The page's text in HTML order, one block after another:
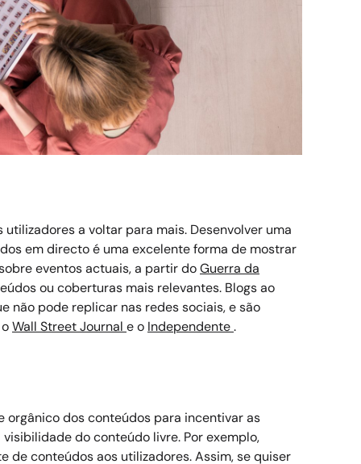
a voltar para mais. Desenvolver uma
em directo é uma excelente forma de mostrar
eventos actuais, a partir doGuerra da
ou coberturas mais relevantes. Blogs ao
não pode replicar nas redes sociais, e são
Wall Street Journal e o Independente.
orgânico dos conteúdos para incentivar as
do conteúdo livre. Por exemplo,
de conteúdos aos utilizadores.Assim, se quiser